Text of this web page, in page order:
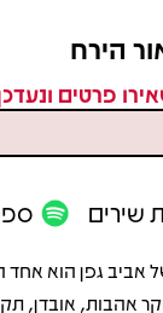
הירח
פרטים
שירים
אביב גפן הוא אחד
אהבות, אובדן,